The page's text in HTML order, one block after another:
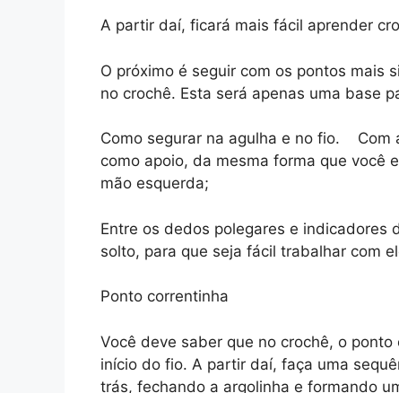
A partir daí, ficará mais fácil aprender
O próximo é seguir com os pontos mais
no crochê. Esta será apenas uma base
Como segurar na agulha e no fio. Com
como apoio, da mesma forma que você
mão esquerda;
Entre os dedos polegares e indicadores
solto, para que seja fácil trabalhar com
Ponto correntinha
Você deve saber que no crochê, o
início do fio. A partir daí, faça uma
trás, fechando a argolinha e formando